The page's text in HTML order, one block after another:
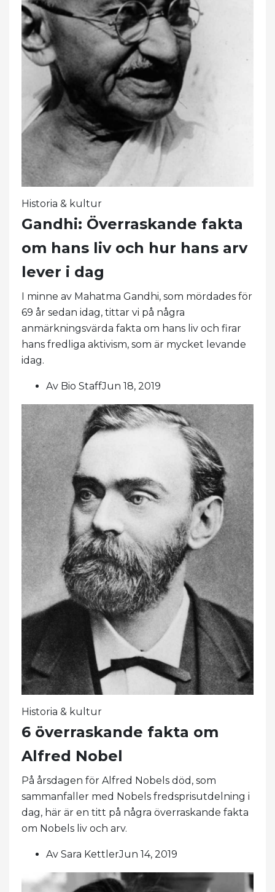
Historia & kultur
Gandhi: Överraskande fakta
om hans liv och hur hans arv
lever i dag
I minne av Mahatma Gandhi, som mördades för
69 år sedan idag, tittar vi på några
anmärkningsvärda fakta om hans liv och firar
hans fredliga aktivism, som är mycket levande
idag.
Av Bio StaffJun 18, 2019
Historia & kultur
6 överraskande fakta om
Alfred Nobel
På årsdagen för Alfred Nobels död, som
sammanfaller med Nobels fredsprisutdelning i
dag, här är en titt på några överraskande fakta
om Nobels liv och arv.
Av Sara KettlerJun 14, 2019